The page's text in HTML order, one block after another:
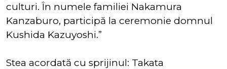
culturi. În numele familiei Nakamura
Kanzaburo, participă la ceremonie domnul
Kushida Kazuyoshi.”
Stea acordată cu sprijinul: Takata